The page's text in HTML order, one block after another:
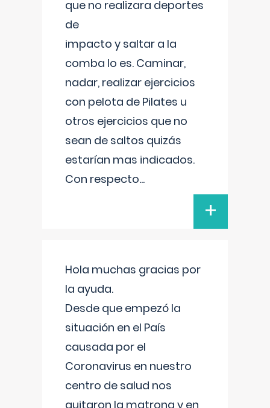
que no realizara deportes
de
impacto y saltar a la
comba lo es. Caminar,
nadar, realizar ejercicios
con pelota de Pilates u
otros ejercicios que no
sean de saltos quizás
estarían mas indicados.
Con respecto...
+
Hola muchas gracias por
la ayuda.
Desde que empezó la
situación en el País
causada por el
Coronavirus en nuestro
centro de salud nos
quitaron la matrona y en